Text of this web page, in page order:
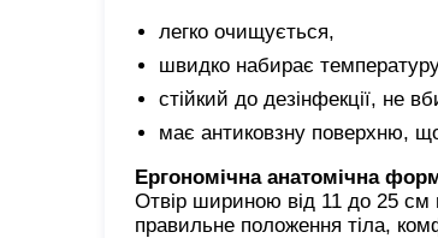
легко очищується,
швидко набирає
стійкий до дезінфекції, не
має антиковзну поверхню,
Ергономічна анатомічна
Отвір шириною від 11 до 25 см
правильне положення тіла,